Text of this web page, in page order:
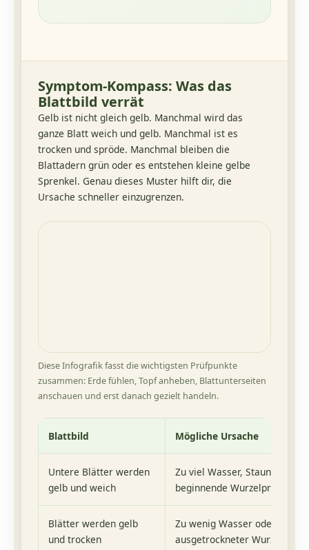
Symptom-Kompass: Was das
Blattbild verrät
Gelb ist nicht gleich gelb. Manchmal wird das
ganze Blatt weich und gelb. Manchmal ist es
trocken und spröde. Manchmal bleiben die
Blattadern grün oder es entstehen kleine gelbe
Sprenkel. Genau dieses Muster hilft dir, die
Ursache schneller einzugrenzen.
Diese Infografik fasst die wichtigsten Prüfpunkte
zusammen: Erde fühlen, Topf anheben, Blattunterseiten
anschauen und erst danach gezielt handeln.
Blattbild Mögliche Ursache
Untere Blätter werden
gelb und weich
Zu viel Wasser, Staunässe
beginnende Wurzelprobleme
Blätter werden gelb
und trocken
Zu wenig Wasser oder stark
ausgetrockneter